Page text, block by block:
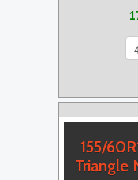
155/
Triangle